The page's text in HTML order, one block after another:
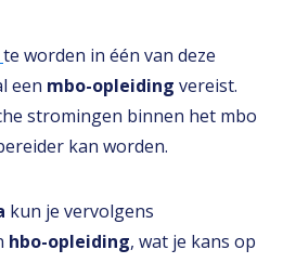
te worden in één van deze
een mbo-opleiding vereist.
stromingen binnen het mbo
kan worden.
kun je vervolgens
hbo-opleiding, wat je kans op